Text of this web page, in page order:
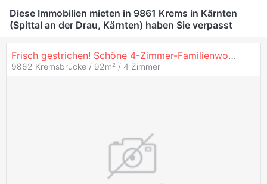
Diese Immobilien mieten in 9861 Krems in Kärnten
(Spittal an der Drau, Kärnten) haben Sie verpasst
Frisch gestrichen! Schöne 4-Zimmer-Familienwohnung in Kremsbrücke (Kärnten)!
9862 Kremsbrücke / 92m² / 4 Zimmer